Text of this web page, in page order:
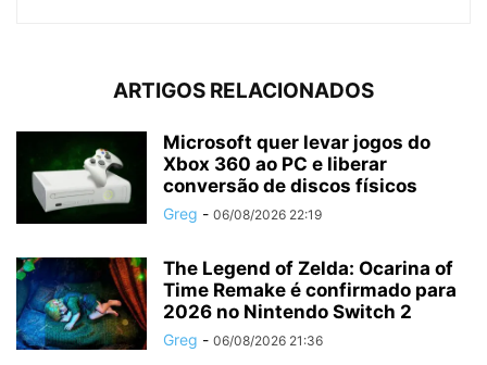
ARTIGOS RELACIONADOS
Microsoft quer levar jogos do
Xbox 360 ao PC e liberar
conversão de discos físicos
Greg - 06/08/2026 22:19
The Legend of Zelda: Ocarina of
Time Remake é confirmado para
2026 no Nintendo Switch 2
Greg - 06/08/2026 21:36